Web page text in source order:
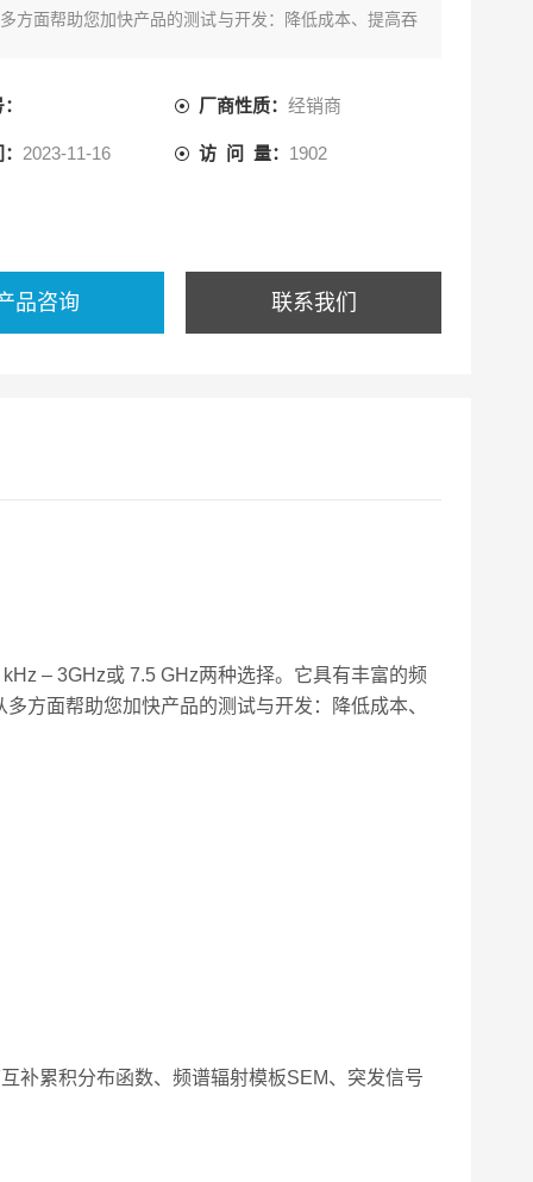
方面帮助您加快产品的测试与开发：降低成本、提高吞
厂商性质：经销商
2023-11-16 访 问 量： 1902
品咨询 联系我们
– 3GHz或 7.5 GHz两种选择。它具有丰富的频
方面帮助您加快产品的测试与开发：降低成本、
补累积分布函数、频谱辐射模板SEM、突发信号